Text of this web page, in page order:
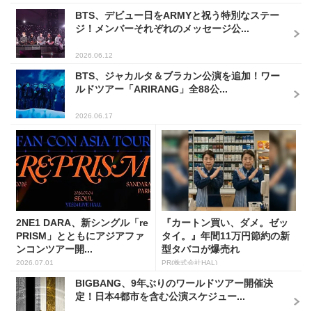
BTS、デビュー日をARMYと祝う特別なステー
ジ！メンバーそれぞれのメッセージ公...
2026.06.12
BTS、ジャカルタ＆ブラカン公演を追加！ワー
ルドツアー「ARIRANG」全88公...
2026.06.17
2NE1 DARA、新シングル「re
PRISM」とともにアジアファ
ンコンツアー開...
2026.07.01
『カートン買い、ダメ。ゼッ
タイ。』年間11万円節約の新
型タバコが爆売れ
PR(株式会社HAL)
BIGBANG、9年ぶりのワールドツアー開催決
定！日本4都市を含む公演スケジュー...